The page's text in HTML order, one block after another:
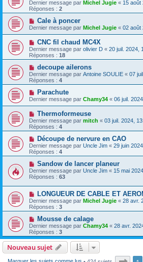
Dernier message par Michel Jugie « 15 août
Réponses : 2
Cale à poncer
Dernier message par Michel Jugie « 02 août
CNC fil chaud MC4X
Dernier message par olivier D « 20 juil. 2024,
Réponses : 18
decoupe ailerons
Dernier message par Antoine SOULIE « 07
Réponses : 4
Parachute
Dernier message par Chamy34 « 06 juil.
Thermoformeuse
Dernier message par mitch « 03 juil. 2024,
Réponses : 4
Découpe de nervure en CAO
Dernier message par Uncle Jim « 29 juin
Réponses : 4
Sandow de lancer planeur
Dernier message par Uncle Jim « 15 mai
Réponses : 63
LONGUEUR DE CABLE ET
Dernier message par Michel Jugie « 28 avr.
Réponses : 3
Mousse de calage
Dernier message par Chamy34 « 28 avr.
Réponses : 3
Nouveau sujet